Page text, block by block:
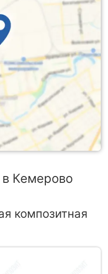
в Кемерово
композитная